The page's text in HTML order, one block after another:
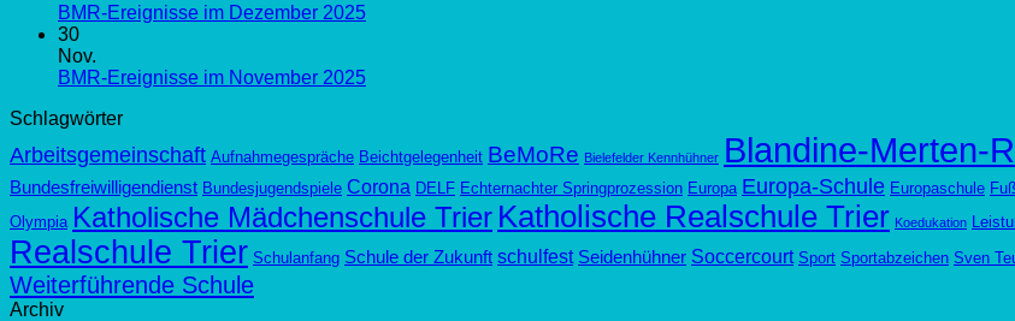
BMR-Ereignisse im Dezember 2025
30
Nov.
BMR-Ereignisse im November 2025
Schlagwörter
Arbeitsgemeinschaft Aufnahmegespräche Beichtgelegenheit BeMoRe Bielefelder Kennhühner Blandine-Merten-
Bundesfreiwilligendienst Bundesjugendspiele Corona DELF Echternachter Springprozession Europa Europa-Schule Europaschule
Olympia Katholische Mädchenschule Trier Katholische Realschule Trier Koedukation
Realschule Trier Schulanfang Schule der Zukunft schulfest Seidenhühner Soccercourt Sport Sportabzeichen Sven
Weiterführende Schule
Archiv